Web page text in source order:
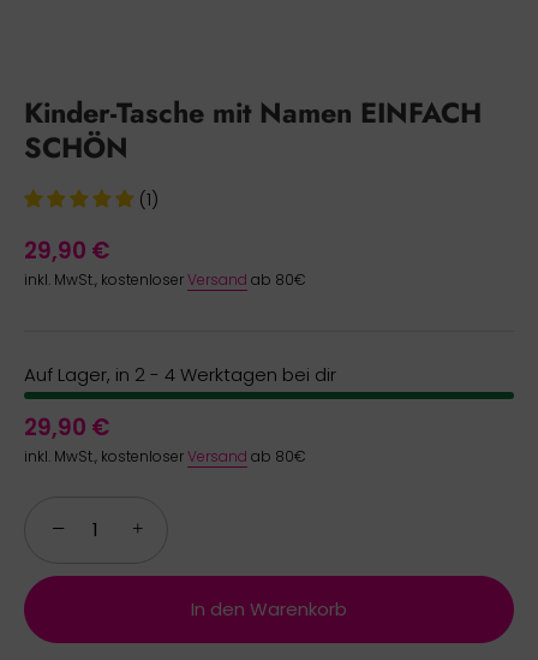
Kinder-Tasche mit Namen EINFACH
SCHÖN
(1)
29,90 €
inkl. MwSt., kostenloserVersand ab 80€
Auf Lager, in 2 - 4 Werktagen bei dir
29,90 €
inkl. MwSt., kostenloserVersand ab 80€
− +
In den Warenkorb